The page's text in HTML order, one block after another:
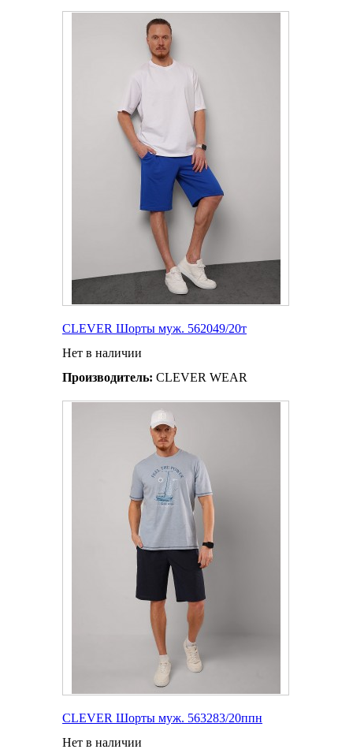
CLEVER Шорты муж. 562049/20т
Нет в наличии
Производитель: CLEVER WEAR
CLEVER Шорты муж. 563283/20ппн
Нет в наличии